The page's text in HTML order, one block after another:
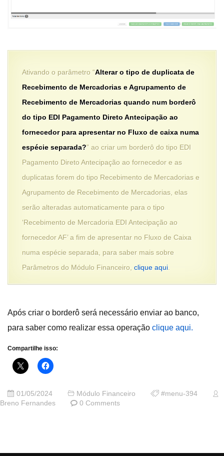
Ativando o parâmetro “Alterar o tipo de duplicata de
Recebimento de Mercadorias e Agrupamento de
Recebimento de Mercadorias quando num borderô
do tipo EDI Pagamento Direto Antecipação ao
fornecedor para apresentar no Fluxo de caixa numa
espécie separada?” ao criar um borderô do tipo EDI
Pagamento Direto Antecipação ao fornecedor e as
duplicatas forem do tipo Recebimento de Mercadorias e
Agrupamento de Recebimento de Mercadorias, elas
serão alteradas automaticamente para o tipo
‘Recebimento de Mercadoria EDI Antecipação ao
fornecedor AF’ a fim de apresentar no Fluxo de Caixa
numa espécie separada, para saber mais sobre
Parâmetros do Módulo Financeiro, clique aqui.
Após criar o borderô será necessário enviar ao banco,
para saber como realizar essa operação clique aqui.
Compartilhe isso:
01/05/2024 Módulo Financeiro
#menu-394
Breno Fernandes
0 Comments